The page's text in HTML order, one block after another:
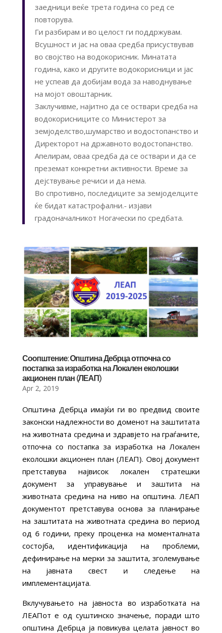
заедници веќе трета година со ред се
повторува.
Ги разбирам и во целост ги поддржувам.
Всушност и јас на оваа средба присуствував
во својство на водокорисник. Минатата
година, како и другите водокорисници и јас
не успеав да добијам вода за наводнување
на мојот овоштарник.
Заклучивме, најитно да се оствари средба на
водокорисниците со Министерот за
земјоделство,шумарство и водостопанство и
Директорот на државното водостопанство.
Апелирам, оваа средба да се оствари и да се
преземат конкретни активности. Време за
дејствување речиси и да нема.
Во спротивно, последиците за земјоделците
ќе бидат катастрофални.- изјави
градоначалникот Ногачески по средбата.
Соопштение: Општина Дебрца отпочна со
постапка за изработка на Локален еколошки
акционен план (ЛЕАП)
Apr 2, 2019
Општина Дебрца имајќи ги во предвид своите
законски надлежности во доменот на заштитата
на животната средина и здравјето на граѓаните,
отпочна со постапка за изработка на Локален
еколошки акционен план (ЛЕАП). Овој документ
претставува највисок локален стратешки
документ за управување и заштита на
животната средина на ниво на општина. ЛЕАП
документот претставува основа за планирање
на заштитата на животната средина во период
од 6 години, преку проценка на моменталната
состојба, идентификација на проблеми,
дефинирање на мерки за заштита, зголемување
на јавната свест и следење на
имплементацијата.
Вклучувањето на јавноста во изработката на
ЛЕАПот е од суштинско значење, поради што
општина Дебрца ја повикува целата јавност во